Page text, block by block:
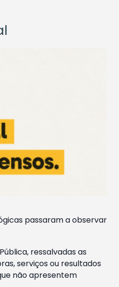
passaram a observar
ressalvadas as
serviços ou resultados
não apresentem